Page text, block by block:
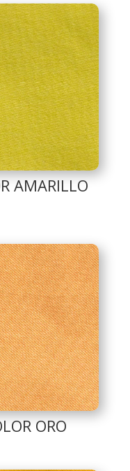
AMARILLO
ORO